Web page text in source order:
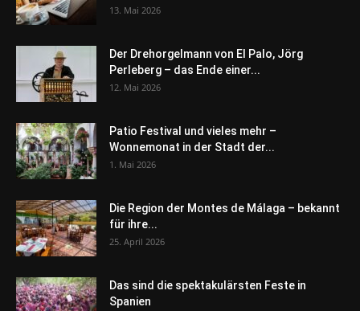
13. Mai 2026
Der Drehorgelmann von El Palo, Jörg
Perleberg – das Ende einer...
12. Mai 2026
Patio Festival und vieles mehr –
Wonnemonat in der Stadt der...
1. Mai 2026
Die Region der Montes de Málaga – bekannt
für ihre...
25. April 2026
Das sind die spektakulärsten Feste in
Spanien